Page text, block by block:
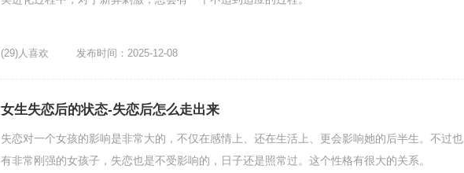
(29)人喜欢 发布时间：2025-12-08
女生失恋后的状态-失恋后怎么走出来
失恋对一个女孩的影响是非常大的，不仅在感情上、还在生活上、更会影响她的后半生。不过也
有非常刚强的女孩子，失恋也是不受影响的，日子还是照常过。这个性格有很大的关系。